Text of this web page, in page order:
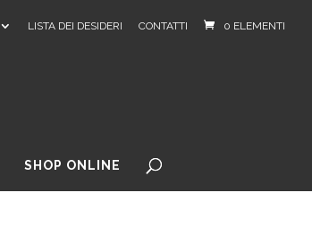
LISTA DEI DESIDERI CONTATTI 0 ELEMENTI
SHOP ONLINE